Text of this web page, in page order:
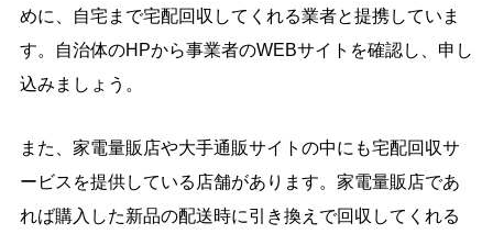
めに、自宅まで宅配回収してくれる業者と提携していま
す。自治体のHPから事業者のWEBサイトを確認し、申し
込みましょう。
また、家電量販店や大手通販サイトの中にも宅配回収サ
ービスを提供している店舗があります。家電量販店であ
れば購入した新品の配送時に引き換えで回収してくれる